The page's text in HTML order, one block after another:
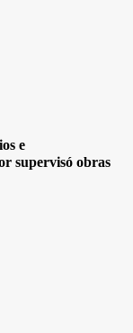
e
supervisó obras